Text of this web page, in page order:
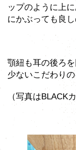
ップのように上
にかぶっても良
顎紐も耳の後ろ
少ないこだわり
（写真はBLACK